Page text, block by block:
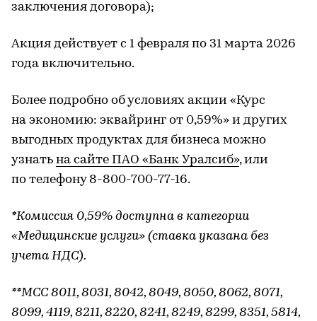
заключения договора);
Акция действует с 1 февраля по 31 марта 2026
года включительно.
Более подробно об условиях акции «Курс
на экономию: эквайринг от 0,59%» и других
выгодных продуктах для бизнеса можно
узнать на сайте ПАО «Банк Уралсиб», или
по телефону 8-800-700-77-16.
*Комиссия 0,59% доступна в категории
«Медицинские услуги» (ставка указана без
учета НДС).
**МСС 8011, 8031, 8042, 8049, 8050, 8062, 8071,
8099, 4119, 8211, 8220, 8241, 8249, 8299, 8351, 5814,